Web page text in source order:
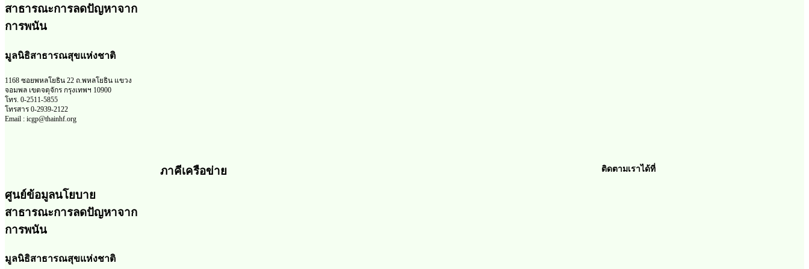
สาธารณะการลดปัญหาจาก
การพนัน
มูลนิธิสาธารณสุขแห่งชาติ
1168 ซอยพหลโยธิน 22 ถ.พหลโยธิน แขวง
จอมพล เขตจตุจักร กรุงเทพฯ 10900
โทร. 0-2511-5855
โทรสาร 0-2939-2122
Email : icgp@thainhf.org
ศูนย์ข้อมูลนโยบาย
สาธารณะการลดปัญหาจาก
การพนัน
มูลนิธิสาธารณสุขแห่งชาติ
ภาคีเครือข่าย ติดตามเราได้ที่